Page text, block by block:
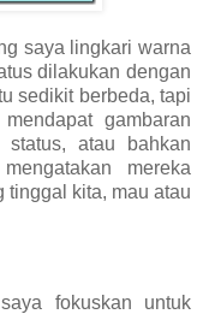
saya lingkari warna
dilakukan dengan
sedikit berbeda, tapi
gambaran
status, atau bahkan
mereka
tinggal kita, mau atau
fokuskan untuk